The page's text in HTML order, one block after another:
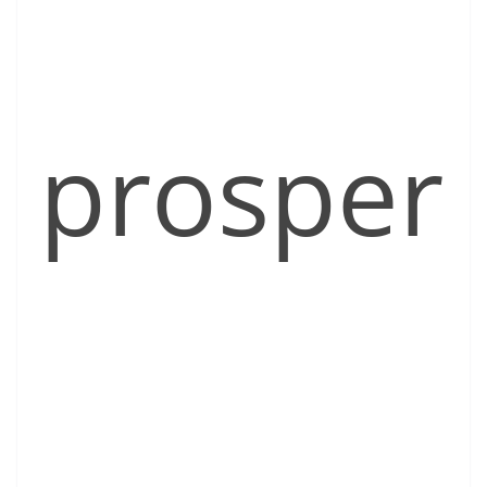
prosper